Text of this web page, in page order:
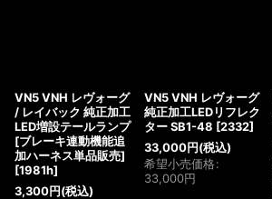
VN5 VNH レヴォーグ
/ レイバック 純正加工
LED増設テールランプ
[ブレーキ連動機能追
加ハーネス単品販売]
[1981h]
3,300円(税込)
VN5 VNH レヴォーグ
純正加工LEDリフレク
ター SB1-48 [2332]
33,000円(税込)
希望小売価格:
33,000円